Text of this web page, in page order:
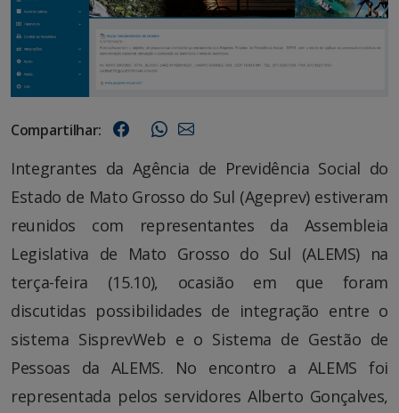
Compartilhar:
Integrantes da Agência de Previdência Social do
Estado de Mato Grosso do Sul (Ageprev) estiveram
reunidos com representantes da Assembleia
Legislativa de Mato Grosso do Sul (ALEMS) na
terça-feira (15.10), ocasião em que foram
discutidas possibilidades de integração entre o
sistema SisprevWeb e o Sistema de Gestão de
Pessoas da ALEMS. No encontro a ALEMS foi
representada pelos servidores Alberto Gonçalves,